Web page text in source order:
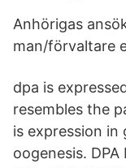
Anhörigas
man/förvaltare
dpa is
resembles the
is expression in
oogenesis. DPA